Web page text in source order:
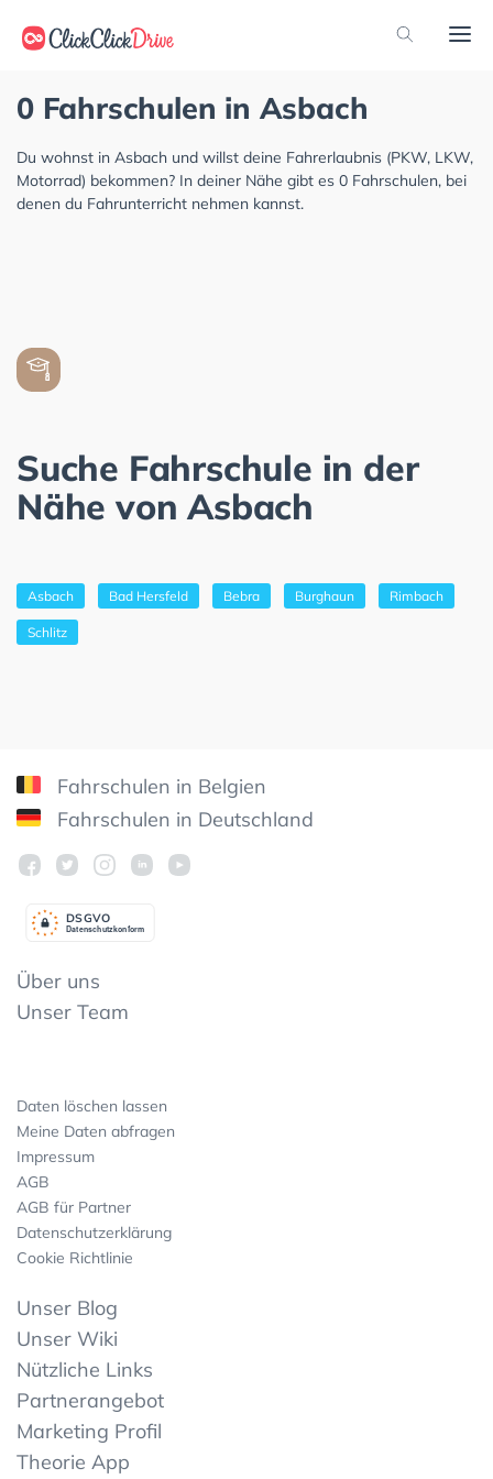
0 Fahrschulen in Asbach
Du wohnst in Asbach und willst deine Fahrerlaubnis (PKW, LKW,
Motorrad) bekommen? In deiner Nähe gibt es 0 Fahrschulen, bei
denen du Fahrunterricht nehmen kannst.
Suche Fahrschule in der
Nähe von Asbach
Asbach Bad Hersfeld Bebra Burghaun Rimbach
Schlitz
Fahrschulen in Belgien
Fahrschulen in Deutschland
Datenschutzkonform
DSGVO
Über uns
Unser Team
Daten löschen lassen
Meine Daten abfragen
Impressum
AGB
AGB für Partner
Datenschutzerklärung
Cookie Richtlinie
Unser Blog
Unser Wiki
Nützliche Links
Partnerangebot
Marketing Profil
Theorie App